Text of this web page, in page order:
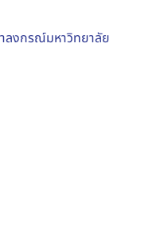
ลงกรณ์มหาวิทยาลัย